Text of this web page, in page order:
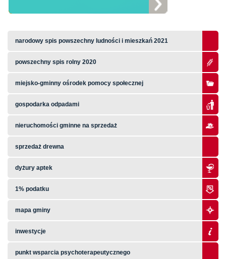
narodowy spis powszechny ludności i mieszkań 2021
powszechny spis rolny 2020
miejsko-gminny ośrodek pomocy społecznej
gospodarka odpadami
nieruchomości gminne na sprzedaż
sprzedaż drewna
dyżury aptek
1% podatku
mapa gminy
inwestycje
punkt wsparcia psychoterapeutycznego